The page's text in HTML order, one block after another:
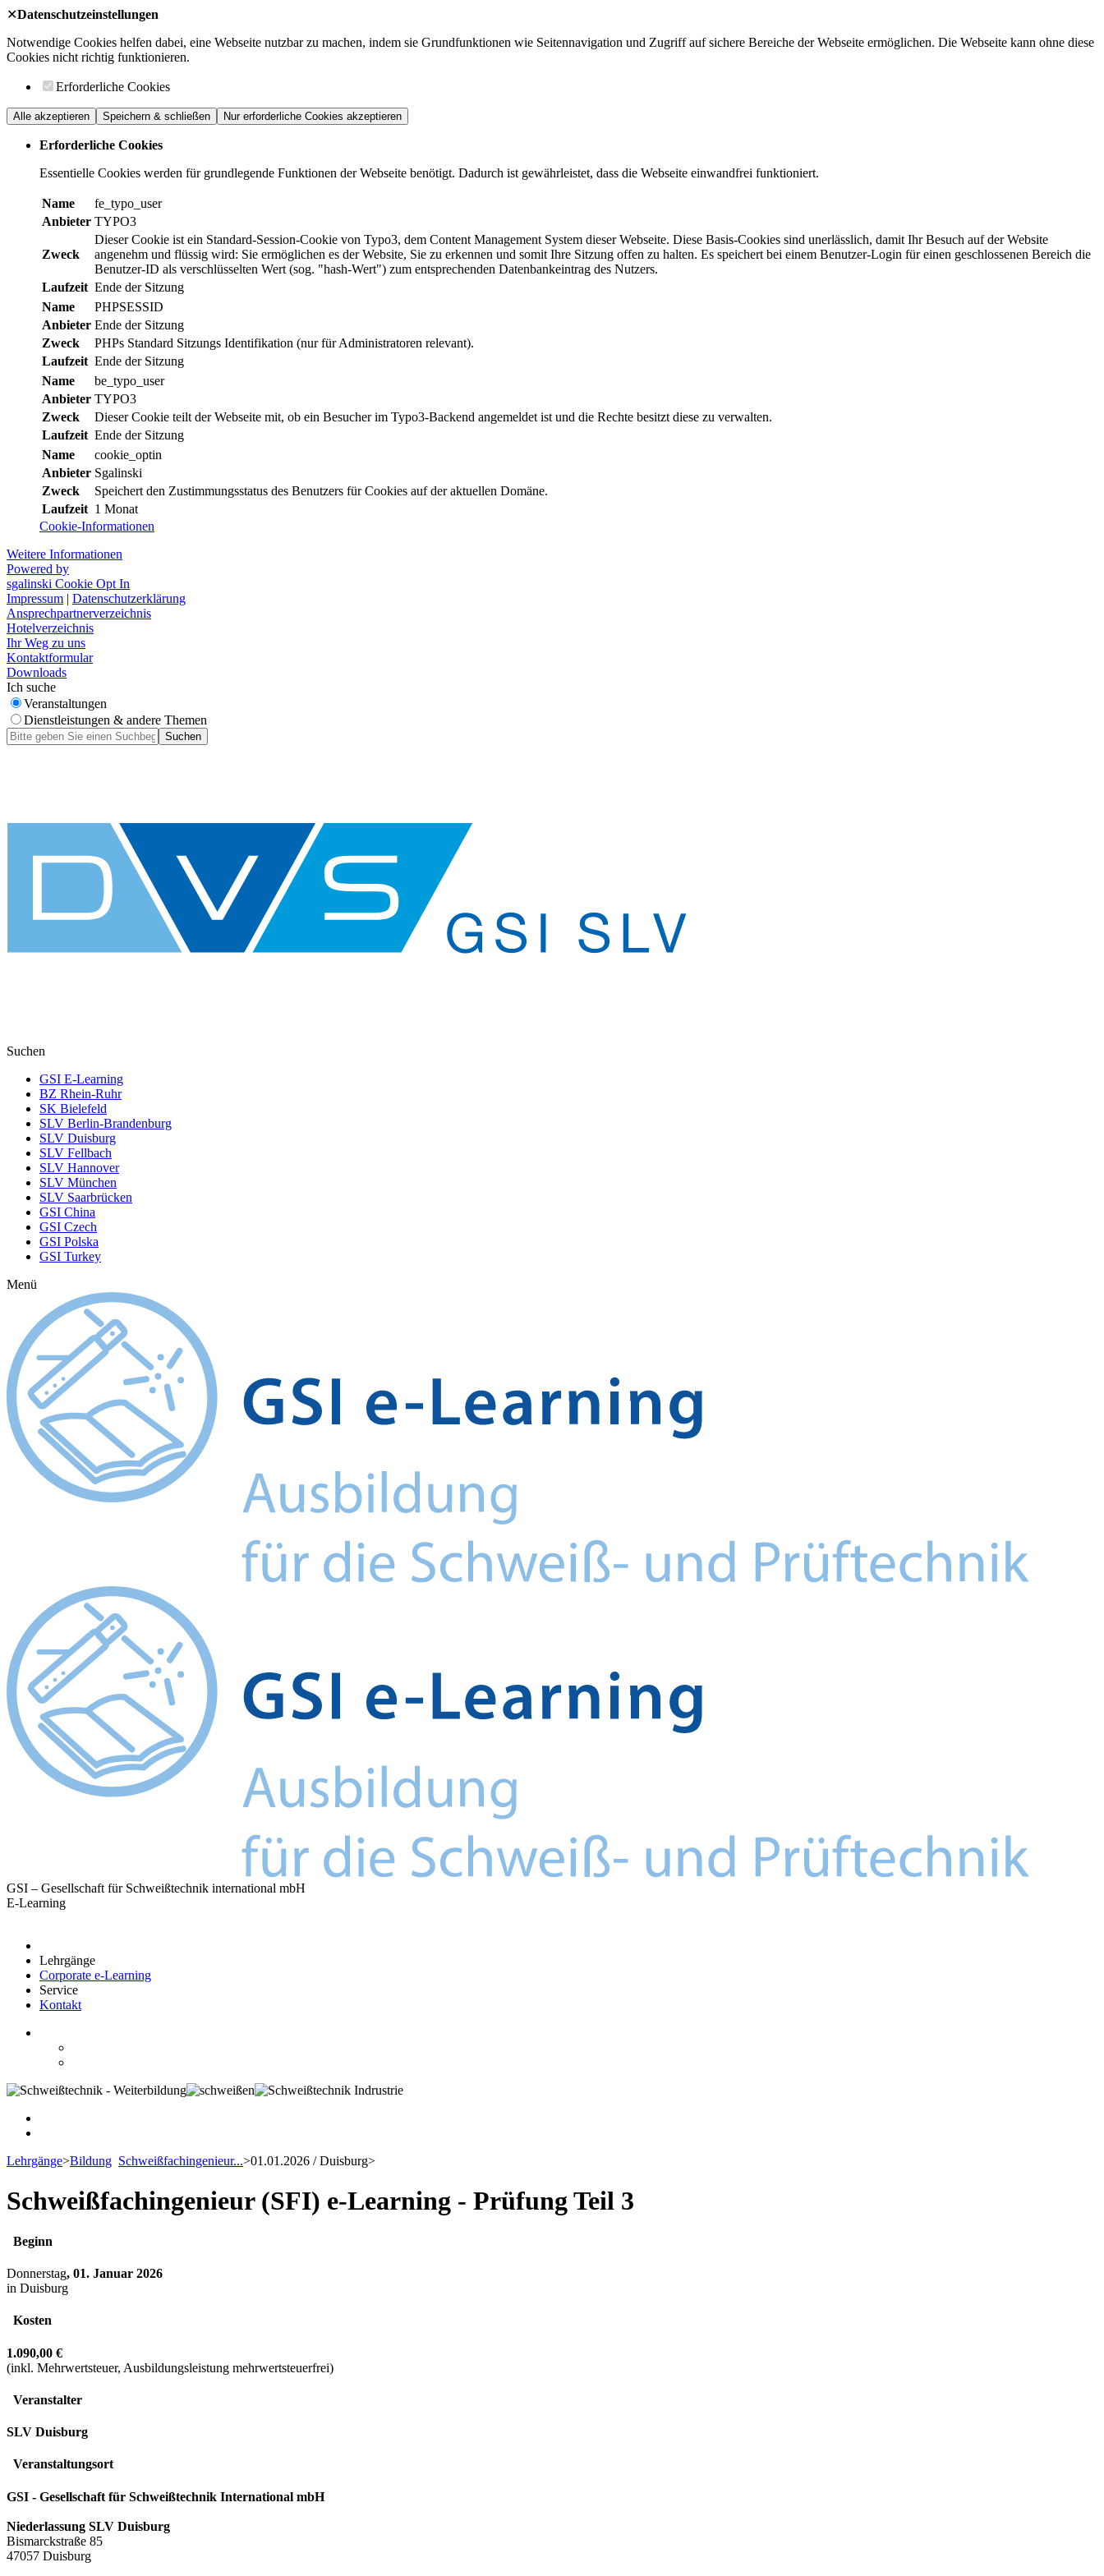
✕Datenschutzeinstellungen
Notwendige Cookies helfen dabei, eine Webseite nutzbar zu machen, indem sie Grundfunktionen wie Seitennavigation und Zugriff auf sichere Bereiche der Webseite ermöglichen. Die Webseite kann ohne diese
Cookies nicht richtig funktionieren.
Erforderliche Cookies
Alle akzeptieren Speichern & schließen Nur erforderliche Cookies akzeptieren
Erforderliche Cookies
Essentielle Cookies werden für grundlegende Funktionen der Webseite benötigt. Dadurch ist gewährleistet, dass die Webseite einwandfrei funktioniert.
Name
fe_typo_user
Anbieter TYPO3
Zweck
Dieser Cookie ist ein Standard-Session-Cookie von Typo3, dem Content Management System dieser Webseite. Diese Basis-Cookies sind unerlässlich, damit Ihr Besuch auf der Website
angenehm und flüssig wird: Sie ermöglichen es der Website, Sie zu erkennen und somit Ihre Sitzung offen zu halten. Es speichert bei einem Benutzer-Login für einen geschlossenen Bereich die
Benutzer-ID als verschlüsselten Wert (sog. "hash-Wert") zum entsprechenden Datenbankeintrag des Nutzers.
Laufzeit Ende der Sitzung
Name
PHPSESSID
Anbieter Ende der Sitzung
Zweck
PHPs Standard Sitzungs Identifikation (nur für Administratoren relevant).
Laufzeit Ende der Sitzung
Name
be_typo_user
Anbieter TYPO3
Zweck
Dieser Cookie teilt der Webseite mit, ob ein Besucher im Typo3-Backend angemeldet ist und die Rechte besitzt diese zu verwalten.
Laufzeit Ende der Sitzung
Name
cookie_optin
Anbieter Sgalinski
Zweck
Speichert den Zustimmungsstatus des Benutzers für Cookies auf der aktuellen Domäne.
Laufzeit 1 Monat
Cookie-Informationen
Weitere Informationen
Powered by
sgalinski Cookie Opt In
Impressum | Datenschutzerklärung
Ansprechpartnerverzeichnis
Hotelverzeichnis
Ihr Weg zu uns
Kontaktformular
Downloads
Ich suche
Veranstaltungen
Dienstleistungen & andere Themen
Suchen
Suchen
GSI E-Learning
BZ Rhein-Ruhr
SK Bielefeld
SLV Berlin-Brandenburg
SLV Duisburg
SLV Fellbach
SLV Hannover
SLV München
SLV Saarbrücken
GSI China
GSI Czech
GSI Polska
GSI Turkey
Menü
GSI – Gesellschaft für Schweißtechnik international mbH
E-Learning
Lehrgänge
Corporate e-Learning
Service
Kontakt
Lehrgänge>Bildung Schweißfachingenieur...>01.01.2026 / Duisburg>
Schweißfachingenieur (SFI) e-Learning - Prüfung Teil 3
Beginn
Donnerstag, 01. Januar 2026
in Duisburg
Kosten
1.090,00 €
(inkl. Mehrwertsteuer, Ausbildungsleistung mehrwertsteuerfrei)
Veranstalter
SLV Duisburg
Veranstaltungsort
GSI - Gesellschaft für Schweißtechnik International mbH
Niederlassung SLV Duisburg
Bismarckstraße 85
47057 Duisburg